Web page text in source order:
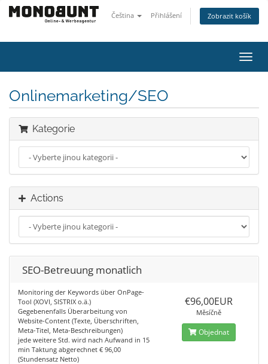
Čeština Přihlášení Zobrazit košík
Onlinemarketing/SEO
Kategorie
Actions
SEO-Betreuung monatlich
Monitoring der Keywords über OnPage-
Tool (XOVI, SISTRIX o.ä.)
Gegebenenfalls Überarbeitung von
Website-Content (Texte, Überschriften,
Meta-Titel, Meta-Beschreibungen)
jede weitere Std. wird nach Aufwand in 15
min Taktung abgerechnet € 96,00
(Stundensatz Netto)
€96,00EUR
Měsíčně
Objednat